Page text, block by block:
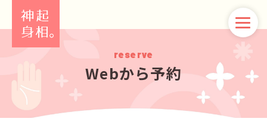
reserve
Webから予約